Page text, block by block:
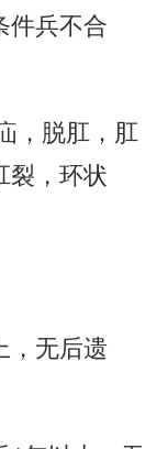
件兵不合
，脱肛，肛
裂，环状
，无后遗